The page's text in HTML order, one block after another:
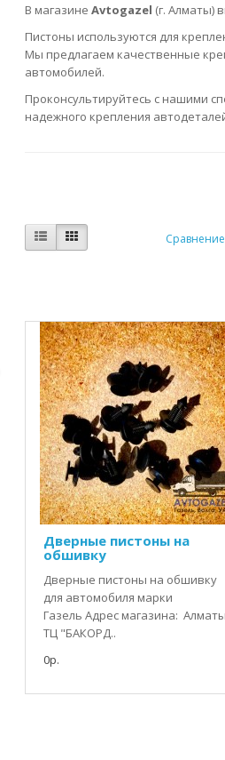
В магазине Avtogazel (г. Алматы)
Пистоны используются для
Мы предлагаем качественные
автомобилей.
Проконсультируйтесь с нашими
надежного крепления
Дверные пистоны на
обшивку
Дверные пистоны на обшивку
для автомобиля марки
Газель Адрес магазина:
ТЦ "БАКОРД..
0р.